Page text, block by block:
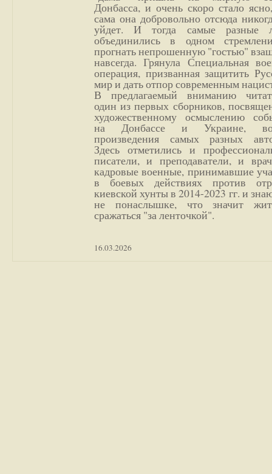
Донбасса, и очень скоро стало
сама она добровольно отсюда
уйдет. И тогда самые разные
объединились в одном
прогнать непрошенную "гостью"
навсегда. Грянула Специальная
операция, призванная защитить
мир и дать отпор современным
В предлагаемый вниманию
один из первых сборников,
художественному осмыслению
на Донбассе и Украине,
произведения самых разных
Здесь отметились и
писатели, и преподаватели, и
кадровые военные, принимавшие
в боевых действиях против
киевской хунты в 2014-2023 гг. и
не понаслышке, что значит
сражаться "за ленточкой".
16.03.2026